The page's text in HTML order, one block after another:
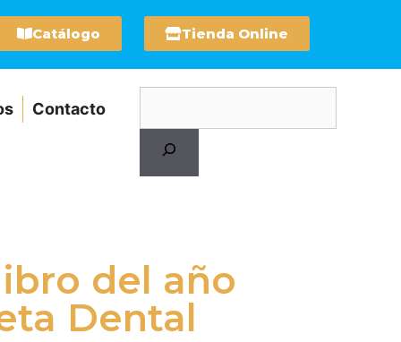
Tienda Online
Catálogo
Contacto
del año
Dental